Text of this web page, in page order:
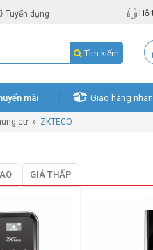
Tuyển dụng Hỗ
Tìm kiếm
mãi Giao hàng
cư » ZKTECO
GIÁ THẤP